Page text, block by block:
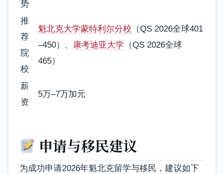
势
推
荐
院
校
魁北克大学蒙特利尔分校 （QS 2026全球401
–450）、
康考迪亚大学 （QS 2026全球
465）
薪
资
5万–7万加元
申请与移民建议
为成功申请2026年魁北克留学与移民，建议如下